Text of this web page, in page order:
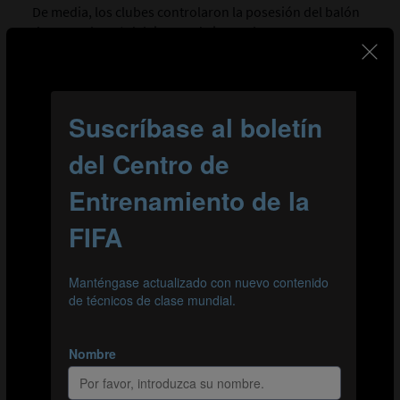
De media, los clubes controlaron la posesión del balón
durante el 52 % del tiempo de juego, lo que supone un
Como indican los gráficos 12 y 13, solo siete equipos
(MCI, PSG, INT, MSU, BAY, FLA, CHE) promediaron más
dos semifinalistas vencedores, PSG (con el 63 % de
(con el 53 % de tiempo en posesión y el 41% sin
posesión durante sus partidos. Por su parte, los
semifinalistas perdedores, el Real Madrid (con el 46 %
posesión) registraron promedios más abultados de
tiempo sin el balón que con él.